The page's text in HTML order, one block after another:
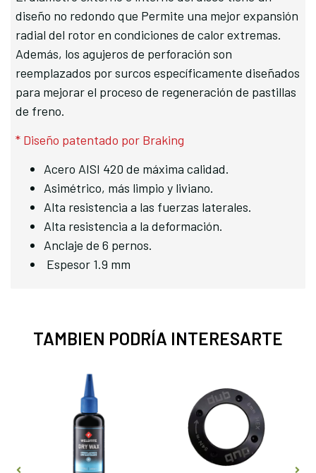
diseño no redondo que Permite una mejor expansión
radial del rotor en condiciones de calor extremas.
Además, los agujeros de perforación son
reemplazados por surcos específicamente diseñados
para mejorar el proceso de regeneración de pastillas
de freno.
* Diseño patentado por Braking
Acero AISI 420 de máxima calidad.
Asimétrico, más limpio y liviano.
Alta resistencia a las fuerzas laterales.
Alta resistencia a la deformación.
Anclaje de 6 pernos.
Espesor 1.9 mm
TAMBIEN PODRÍA INTERESARTE